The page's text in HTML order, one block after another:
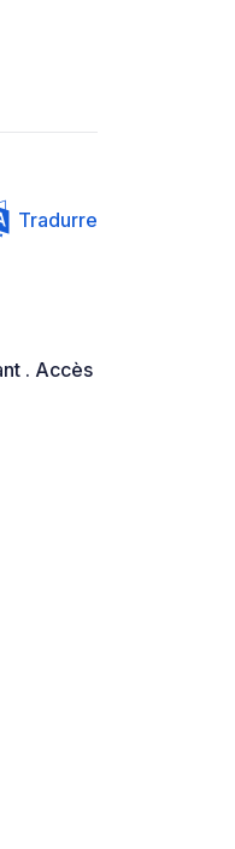
Tradurre
. Accès